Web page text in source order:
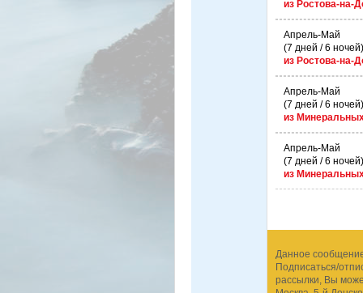
из Ростова-на-
Апрель-Май
(7 дней / 6
из Ростова-на-
Апрель-Май
(7 дней / 6
из
Апрель-Май
(7 дней / 6
из
Данное
Подписаться/
рассылки, Вы